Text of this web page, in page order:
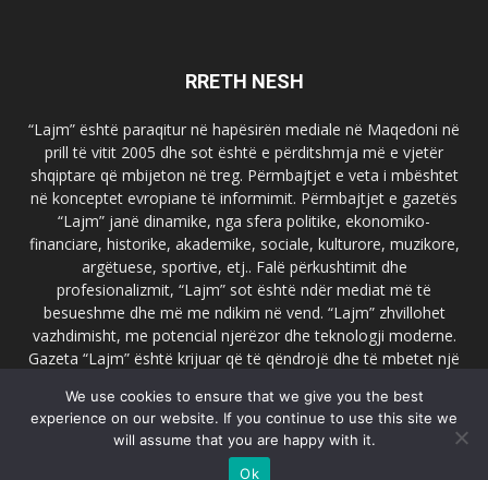
RRETH NESH
“Lajm” është paraqitur në hapësirën mediale në Maqedoni në
prill të vitit 2005 dhe sot është e përditshmja më e vjetër
shqiptare që mbijeton në treg. Përmbajtjet e veta i mbështet
në konceptet evropiane të informimit. Përmbajtjet e gazetës
“Lajm” janë dinamike, nga sfera politike, ekonomiko-
financiare, historike, akademike, sociale, kulturore, muzikore,
argëtuese, sportive, etj.. Falë përkushtimit dhe
profesionalizmit, “Lajm” sot është ndër mediat më të
besueshme dhe më me ndikim në vend. “Lajm” zhvillohet
vazhdimisht, me potencial njerëzor dhe teknologji moderne.
Gazeta “Lajm” është krijuar që të qëndrojë dhe të mbetet një
faqja zyrtare e gazetës “Lajm”, www.lajmpress.org është një
ndër portalet më të njohur në Maqedoni.
lajm.sk@gmail.com
We use cookies to ensure that we give you the best
experience on our website. If you continue to use this site we
will assume that you are happy with it.
Ok